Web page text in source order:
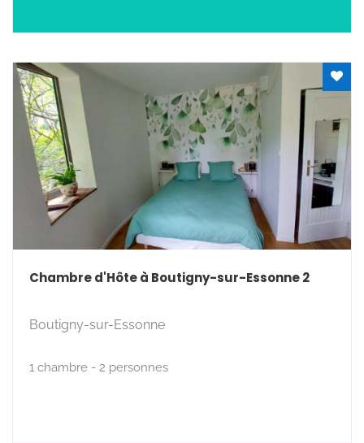
Chambre d'Hôte à Boutigny-sur-Essonne 2
Boutigny-sur-Essonne
1 chambre - 2 personnes